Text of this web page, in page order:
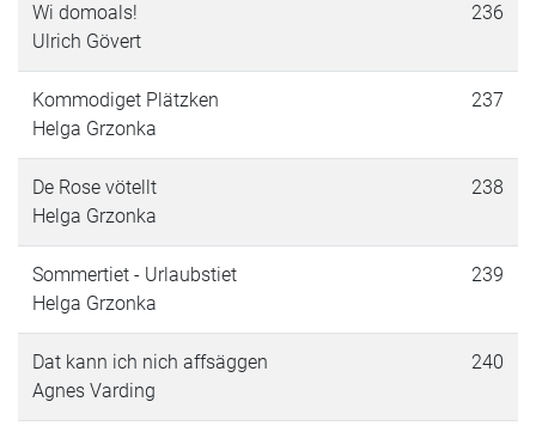
Wi domoals!
Ulrich Gövert
236
Kommodiget Plätzken
Helga Grzonka
237
De Rose vötellt
Helga Grzonka
238
Sommertiet - Urlaubstiet
Helga Grzonka
239
Dat kann ich nich affsäggen
Agnes Varding
240